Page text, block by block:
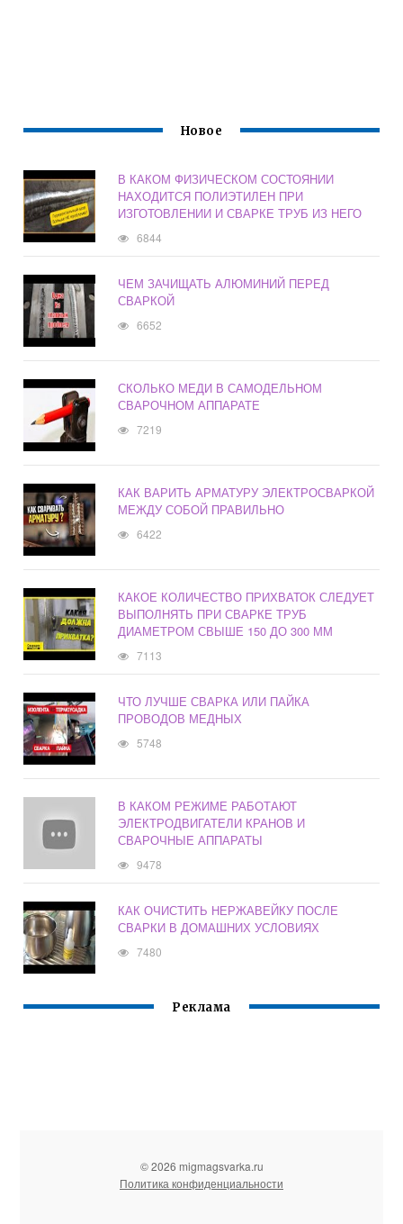
Новое
В КАКОМ ФИЗИЧЕСКОМ СОСТОЯНИИ
НАХОДИТСЯ ПОЛИЭТИЛЕН ПРИ
ИЗГОТОВЛЕНИИ И СВАРКЕ ТРУБ ИЗ НЕГО
6844
ЧЕМ ЗАЧИЩАТЬ АЛЮМИНИЙ ПЕРЕД
СВАРКОЙ
6652
СКОЛЬКО МЕДИ В САМОДЕЛЬНОМ
СВАРОЧНОМ АППАРАТЕ
7219
КАК ВАРИТЬ АРМАТУРУ ЭЛЕКТРОСВАРКОЙ
МЕЖДУ СОБОЙ ПРАВИЛЬНО
6422
КАКОЕ КОЛИЧЕСТВО ПРИХВАТОК СЛЕДУЕТ
ВЫПОЛНЯТЬ ПРИ СВАРКЕ ТРУБ
ДИАМЕТРОМ СВЫШЕ 150 ДО 300 ММ
7113
ЧТО ЛУЧШЕ СВАРКА ИЛИ ПАЙКА
ПРОВОДОВ МЕДНЫХ
5748
В КАКОМ РЕЖИМЕ РАБОТАЮТ
ЭЛЕКТРОДВИГАТЕЛИ КРАНОВ И
СВАРОЧНЫЕ АППАРАТЫ
9478
КАК ОЧИСТИТЬ НЕРЖАВЕЙКУ ПОСЛЕ
СВАРКИ В ДОМАШНИХ УСЛОВИЯХ
7480
Реклама
© 2026 migmagsvarka.ru
Политика конфиденциальности